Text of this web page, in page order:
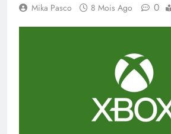
Mika Pasco 8 Mois Ago 0